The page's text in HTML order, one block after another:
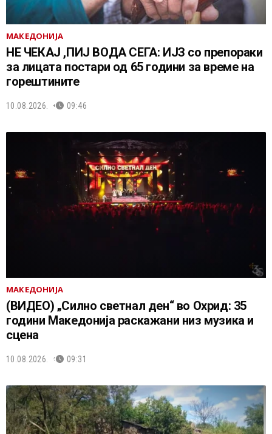
МАКЕДОНИЈА
НЕ ЧEКАЈ ,ПИЈ ВОДА СЕГА: ИЈЗ со препораки
за лицата постари од 65 години за време на
горештините
10.08.2026. 09:46
МАКЕДОНИЈА
(ВИДЕО) „Силно светнал ден“ во Охрид: 35
години Македонија раскажани низ музика и
сцена
10.08.2026. 09:31